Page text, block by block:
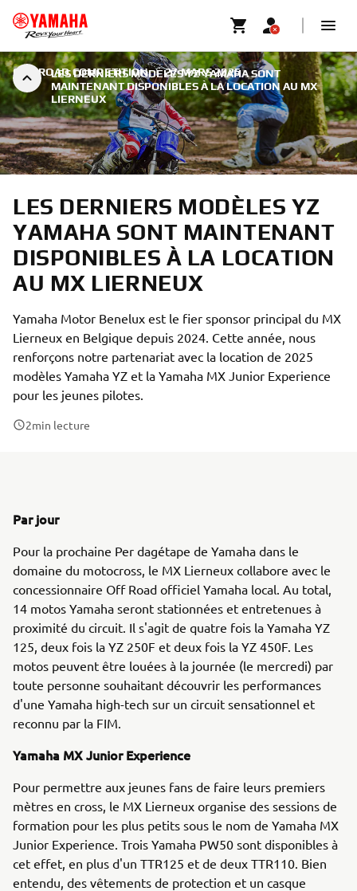
LES DERNIERS MODÈLES YZ YAMAHA SONT
MAINTENANT DISPONIBLES À LA LOCATION AU MX
LIERNEUX
OFF ROAD COMPETITION | 27 MARS 2025
LES DERNIERS MODÈLES YZ
YAMAHA SONT MAINTENANT
DISPONIBLES À LA LOCATION
AU MX LIERNEUX
Yamaha Motor Benelux est le fier sponsor principal du MX
Lierneux en Belgique depuis 2024. Cette année, nous
renforçons notre partenariat avec la location de 2025
modèles Yamaha YZ et la Yamaha MX Junior Experience
pour les jeunes pilotes.
2min lecture
Par jour
Pour la prochaine Per dagétape de Yamaha dans le
domaine du motocross, le MX Lierneux collabore avec le
concessionnaire Off Road officiel Yamaha local. Au total,
14 motos Yamaha seront stationnées et entretenues à
proximité du circuit. Il s'agit de quatre fois la Yamaha YZ
125, deux fois la YZ 250F et deux fois la YZ 450F. Les
motos peuvent être louées à la journée (le mercredi) par
toute personne souhaitant découvrir les performances
d'une Yamaha high-tech sur un circuit sensationnel et
reconnu par la FIM.
Yamaha MX Junior Experience
Pour permettre aux jeunes fans de faire leurs premiers
mètres en cross, le MX Lierneux organise des sessions de
formation pour les plus petits sous le nom de Yamaha MX
Junior Experience. Trois Yamaha PW50 sont disponibles à
cet effet, en plus d'un TTR125 et de deux TTR110. Bien
entendu, des vêtements de protection et un casque